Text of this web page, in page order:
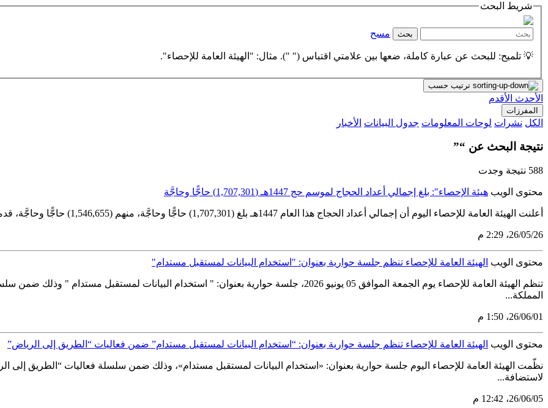
شريط البحث
بحث مسح
💡 تلميح: للبحث عن عبارة كاملة، ضعها بين علامتي اقتباس (" "). مثال: "الهيئة العامة للإحصاء".
ترتيب حسب
الأحدث الأقدم
المفرزات
الكل نشرات لوحات المعلومات جدول البيانات الأخبار
نتيجة البحث عن “”
588 نتيجة وجدت
محتوى الويب هيئة الإحصاء": بلغ إجمالي أعداد الحجاج لموسم حج 1447هـ (1,707,301) حاجًّا وحاجَّة
أعلنت الهيئة العامة للإحصاء اليوم أن إجمالي أعداد الحجاج هذا العام 1447هـ بلغ (1,707,301) حاجًّا وحاجَّة، منهم (1,546,655) حاجًّا وحاجَّة، قدموا من خارج المملكة عبر المنافذ المختلفة، فيما بلغ عدد...
26‏/05‏/26، 2:29 م
محتوى الويب الهيئة العامة للإحصاء تنظم جلسة حوارية بعنوان: "استخدام البيانات لمستقبل مستدام"
تنظم الهيئة العامة للإحصاء يوم الجمعة الموافق 05 يونيو 2026، جلسة حوارية بعنوان: " استخدام البيانات
المملكة...
01‏/06‏/26، 1:50 م
محتوى الويب الهيئة العامة للإحصاء تنظم جلسة حوارية بعنوان: “استخدام البيانات لمستقبل مستدام” ضمن فعاليات “الطريق إلى الرياض”
نظّمت الهيئة العامة للإحصاء اليوم جلسة حوارية بعنوان: «استخدام البيانات لمستقبل مستدام»، وذلك ضمن سلسلة فعاليات “الطريق إلى
لاستضافة...
05‏/06‏/26، 12:42 م